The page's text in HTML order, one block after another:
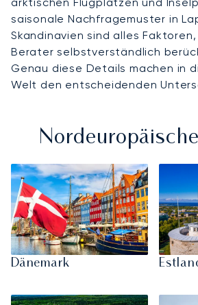
saisonale Nachfragemuster in
Skandinavien sind alles
Berater selbstverständlich
Genau diese Details machen in
Welt den entscheidenden
Dänemark